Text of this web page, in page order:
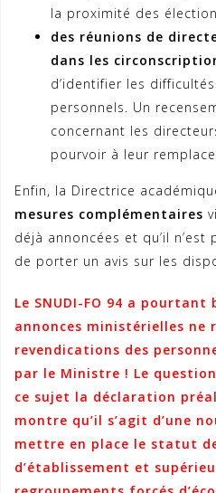
la proximité des
des réunions de
dans les
d’identifier les
personnels. Un
concernant les
pourvoir à leur
Enfin, la Directrice
mesures complémentaires
déjà annoncées et qu’il
de porter un avis sur les
Le SNUDI-FO 94 a pourtant
annonces ministérielles ne
revendications des
par le Ministre ! Le
ce sujet la déclaration
montre qu’il s’agit d’une
mettre en place le statut
d’établissement et